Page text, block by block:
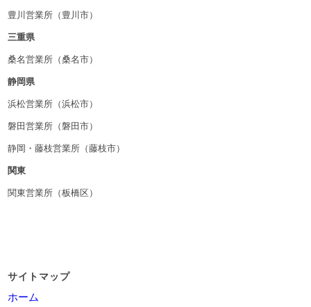
豊川営業所（豊川市）
三重県
桑名営業所（桑名市）
静岡県
浜松営業所（浜松市）
磐田営業所（磐田市）
静岡・藤枝営業所（藤枝市）
関東
関東営業所（板橋区）
サイトマップ
ホーム